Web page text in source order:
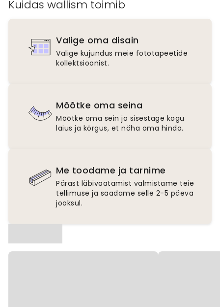
Kuidas wallism toimib
Valige oma disain
Valige kujundus meie fototapeetide
kollektsioonist.
Mõõtke oma seina
Mõõtke oma sein ja sisestage kogu
laius ja kõrgus, et näha oma hinda.
Me toodame ja tarnime
Pärast läbivaatamist valmistame teie
tellimuse ja saadame selle 2-5 päeva
jooksul.